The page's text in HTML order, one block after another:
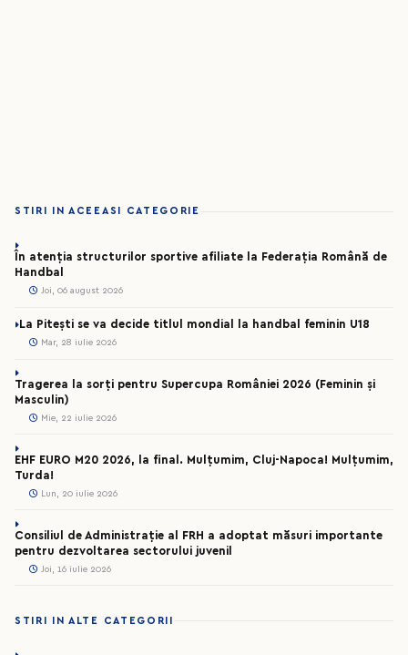
STIRI IN ACEEASI CATEGORIE
În atenția structurilor sportive afiliate la Federația Română de
Handbal
Joi, 06 august 2026
La Pitești se va decide titlul mondial la handbal feminin U18
Mar, 28 iulie 2026
Tragerea la sorți pentru Supercupa României 2026 (Feminin și
Masculin)
Mie, 22 iulie 2026
EHF EURO M20 2026, la final. Mulțumim, Cluj-Napoca! Mulțumim,
Turda!
Lun, 20 iulie 2026
Consiliul de Administrație al FRH a adoptat măsuri importante
pentru dezvoltarea sectorului juvenil
Joi, 16 iulie 2026
STIRI IN ALTE CATEGORII